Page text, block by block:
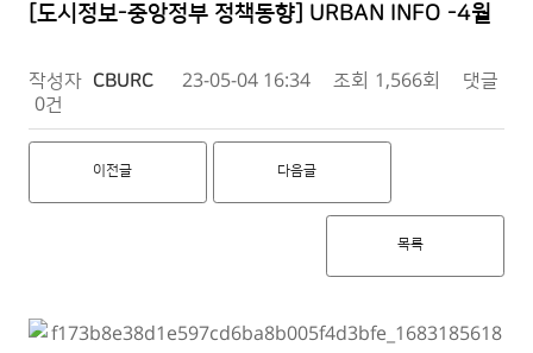
[도시정보-중앙정부 정책동향] URBAN INFO -4월
작성자 CBURC 23-05-04 16:34 조회 1,566회
댓글
0건
이전글 다음글
목록